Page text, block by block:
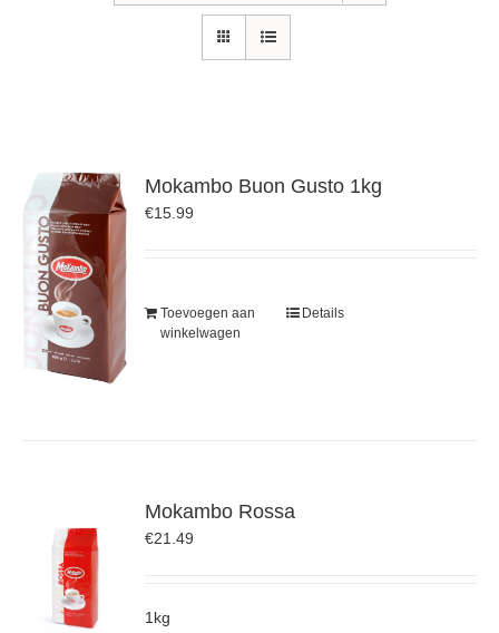
Mokambo Buon Gusto 1kg
€15.99
Toevoegen aan
winkelwagen
Details
Mokambo Rossa
€21.49
1kg